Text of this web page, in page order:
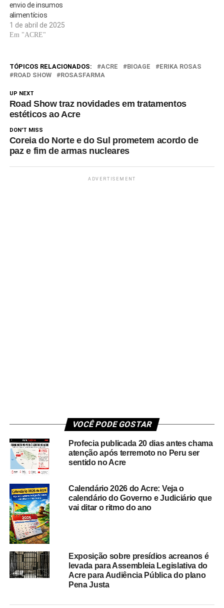
envio de insumos
alimentícios
1 de abril de 2025
Em "ACRE"
TÓPICOS RELACIONADOS: ACRE BIOAGE
ERIKA ROSAS
ROAD SHOW
ROSASFARMA
UP NEXT
Road Show traz novidades em tratamentos
estéticos ao Acre
DON'T MISS
Coreia do Norte e do Sul prometem acordo de
paz e fim de armas nucleares
ADVERTISEMENT
VOCÊ PODE GOSTAR
Profecia publicada 20 dias antes chama
atenção após terremoto no Peru ser
sentido no Acre
Calendário 2026 do Acre: Veja o
calendário do Governo e Judiciário que
vai ditar o ritmo do ano
Exposição sobre presídios acreanos é
levada para Assembleia Legislativa do
Acre para Audiência Pública do plano
Pena Justa